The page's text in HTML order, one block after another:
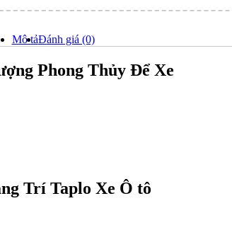
Mô tảĐánh giá (0)
Phong Thủy Để Xe
Trí Taplo Xe Ô tô